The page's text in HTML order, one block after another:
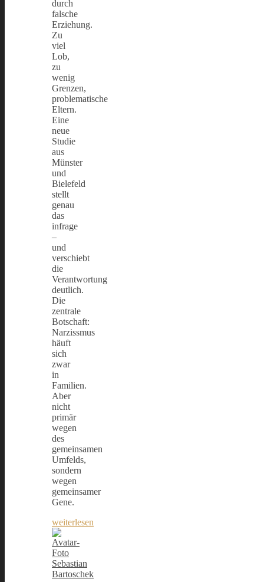
durch
falsche
Erziehung.
Zu
viel
Lob,
zu
wenig
Grenzen,
problematische
Eltern.
Eine
neue
Studie
aus
Münster
und
Bielefeld
stellt
genau
das
infrage
–
und
verschiebt
die
Verantwortung
deutlich.
Die
zentrale
Botschaft:
Narzissmus
häuft
sich
zwar
in
Familien.
Aber
nicht
primär
wegen
des
gemeinsamen
Umfelds,
sondern
wegen
gemeinsamer
Gene.
weiterlesen
Sebastian
Bartoschek